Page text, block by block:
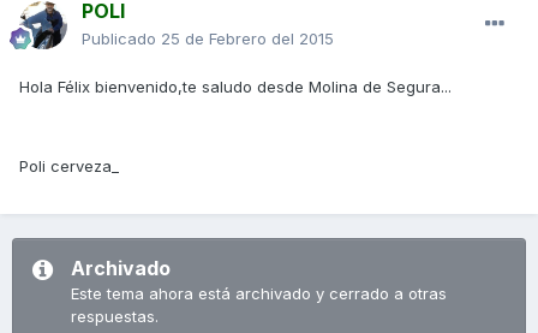
POLI
Publicado 25 de Febrero del 2015
Hola Félix bienvenido,te saludo desde Molina de Segura...
Poli cerveza_
Archivado
Este tema ahora está archivado y cerrado a otras
respuestas.